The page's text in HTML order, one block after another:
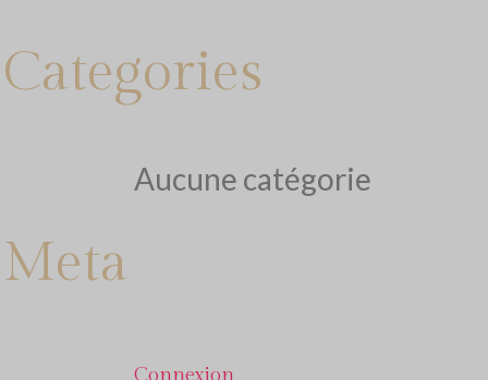
Categories
Aucune catégorie
Meta
Connexion